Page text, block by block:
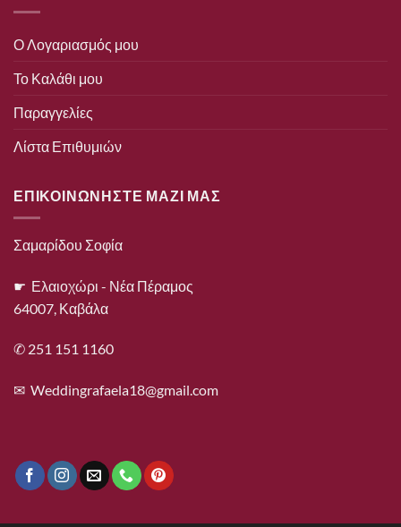
Ο Λογαριασμός μου
Το Καλάθι μου
Παραγγελίες
Λίστα Επιθυμιών
ΕΠΙΚΟΙΝΩΝΗΣΤΕ ΜΑΖΙ ΜΑΣ
Σαμαρίδου Σοφία
☛ Ελαιοχώρι - Νέα Πέραμος
64007, Καβάλα
✆ 251 151 1160
✉ Weddingrafaela18@gmail.com